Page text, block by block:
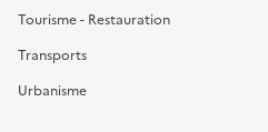
Tourisme - Restauration
Transports
Urbanisme